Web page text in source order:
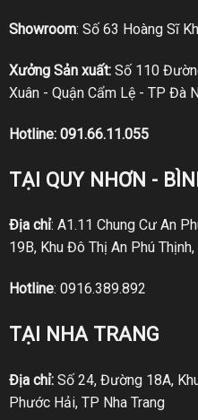
Showroom: Số 63 Hoàng Sĩ
Xưởng Sản xuất:Số 110
Xuân - Quận Cẩm Lệ - TP Đà
Hotline: 091.66.11.055
TẠI QUY NHƠN -
Địa chỉ: A1.11 Chung Cư An
19B, Khu Đô Thị An Phú
Hotline: 0916.389.892
TẠI NHA TRANG
Địa chỉ:Số 24, Đường 18A,
Phước Hải, TP Nha Trang